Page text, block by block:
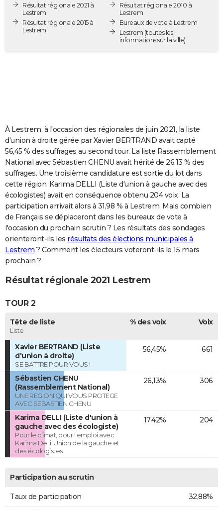
Destinations
City break
Voyage nature
Voyage de noces
Forum
PHOTO
GUIDES D'ACHAT
COPAINS D'AVANT
S'inscrire
Se connecter
Lycées
Collèges
Primaires
Universités
Entreprises
Service militaire
Avis de recherche
AVIS DE DÉCÈS
FORUM
Bricolage
Lifestyle
Culture
Sport
Auto
Television
Voyage
Cinema
Résultat régionale 2021 à
Lestrem
Résultat régionale 2015 à
Lestrem
Résultat régionale 2010 à
Lestrem
Bureaux de vote à Lestrem
Lestrem (toutes les
informations sur la ville)
À Lestrem, à l'occasion des régionales de juin 2021, la liste
d'union à droite gérée par Xavier BERTRAND avait capté
56,45 % des suffrages au second tour. La liste Rassemblement
National avec Sébastien CHENU avait hérité de 26,13 % des
suffrages. Une troisième candidature est sortie du lot dans
cette région. Karima DELLI (Liste d'union à gauche avec des
écologistes) avait en conséquence obtenu 204 voix. La
participation arrivait alors à 31,98 % à Lestrem. Mais combien
de Français se déplaceront dans les bureaux de vote à
l'occasion du prochain scrutin ? Les résultats des sondages
orienteront-ils les résultats des élections municipales à
Lestrem ? Comment les électeurs voteront-ils le 15 mars
prochain ?
Résultat régionale 2021 Lestrem
TOUR 2
Tête de liste
Liste
% des voix Voix
Xavier BERTRAND (Liste
d'union à droite)
SE BATTRE POUR VOUS !
56,45% 661
Sébastien CHENU
(Rassemblement National)
UNE REGION QUI VOUS PROTEGE
AVEC SEBASTIEN CHENU
26,13% 306
Karima DELLI (Liste d'union à
gauche avec des écologiste)
Pour le climat, pour l'emploi avec
Karima Delli. Union de la gauche et
des écologistes.
17,42% 204
Participation au scrutin
Taux de participation 32,88%